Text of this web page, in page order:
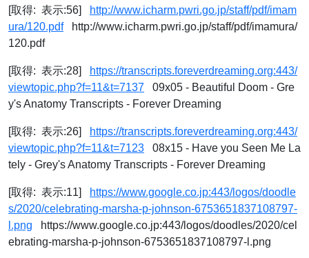
[取得: 表示:56]
http://www.icharm.pwri.go.jp/staff/pdf/imam
ura/120.pdfhttp://www.icharm.pwri.go.jp/staff/pdf/imamura/
120.pdf
[取得: 表示:28]
https://transcripts.foreverdreaming.org:443/
viewtopic.php?f=11&t=7137 09x05 - Beautiful Doom - Gre
y's Anatomy Transcripts - Forever Dreaming
[取得: 表示:26]
https://transcripts.foreverdreaming.org:443/
viewtopic.php?f=11&t=7123 08x15 - Have you Seen Me La
tely - Grey's Anatomy Transcripts - Forever Dreaming
[取得: 表示:11]
https://www.google.co.jp:443/logos/doodle
s/2020/celebrating-marsha-p-johnson-6753651837108797-
l.png https://www.google.co.jp:443/logos/doodles/2020/cel
ebrating-marsha-p-johnson-6753651837108797-l.png